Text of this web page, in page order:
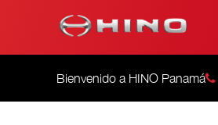
Bienvenido a HINO Panamá